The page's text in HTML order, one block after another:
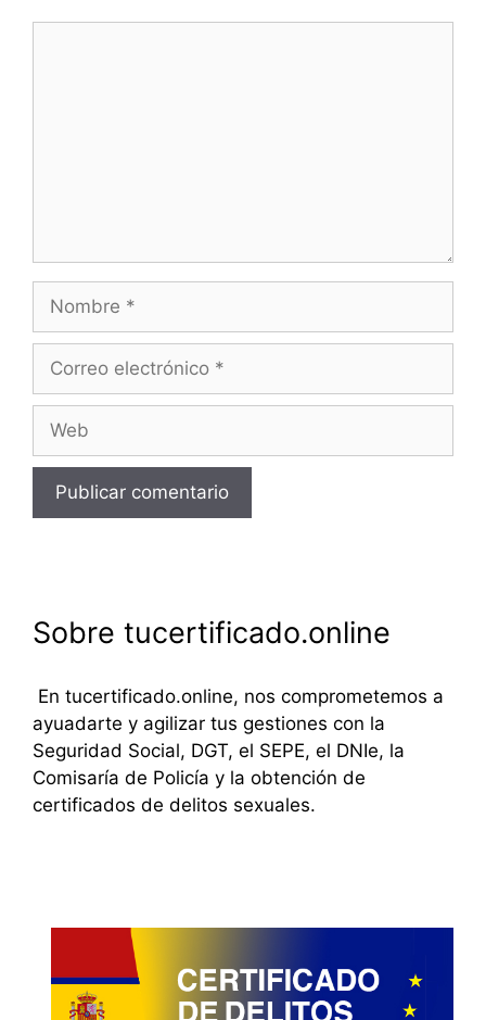
Nombre
Correo
Web
Sobre tucertificado.online
En tucertificado.online, nos comprometemos a
ayuadarte y agilizar tus gestiones con la
Seguridad Social, DGT, el SEPE, el DNIe, la
Comisaría de Policía y la obtención de
certificados de delitos sexuales.